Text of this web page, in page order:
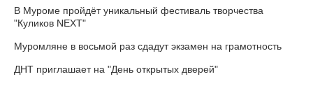
В Муроме пройдёт уникальный фестиваль творчества
"Куликов NEXT"
Муромляне в восьмой раз сдадут экзамен на грамотность
ДНТ приглашает на "День открытых дверей"